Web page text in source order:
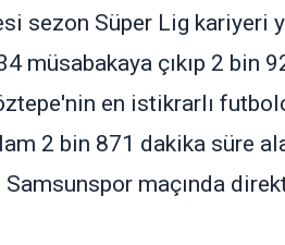
sezon Süper Lig kariyeri
müsabakaya çıkıp 2 bin
en istikrarlı
2 bin 871 dakika süre
maçında